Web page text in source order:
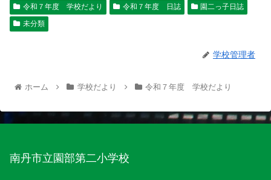
令和７年度 学校だより 令和７年度 日誌
園二っ子日誌
未分類
学校管理者
ホーム 学校だより 令和７年度 学校だより
南丹市立園部第二小学校